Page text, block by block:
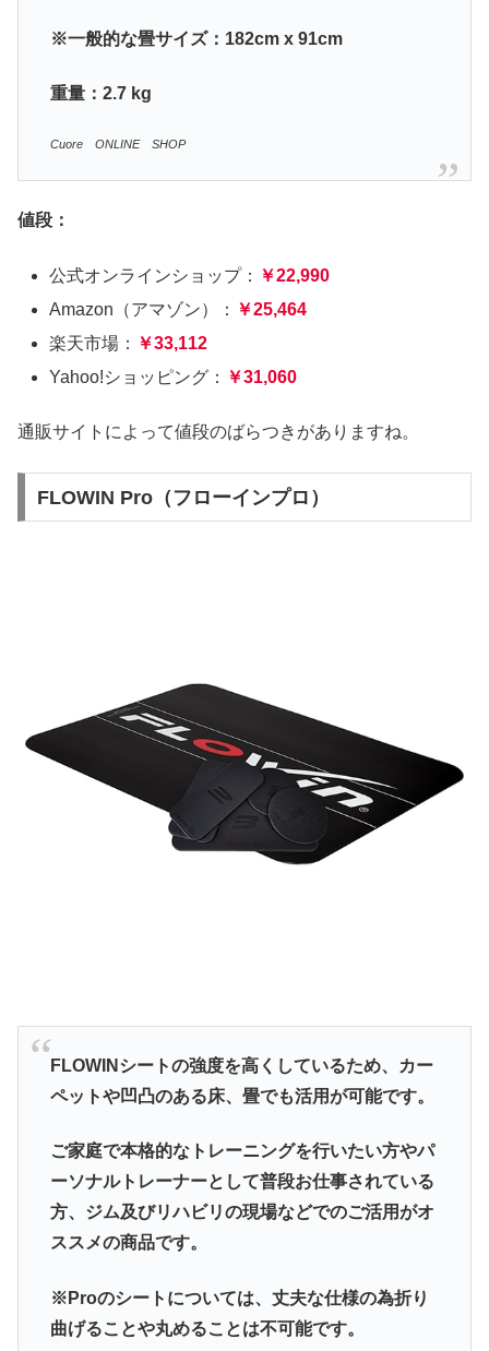
※一般的な畳サイズ：182cm x 91cm
重量：2.7 kg
Cuore ONLINE SHOP
値段：
公式オンラインショップ： ￥22,990
Amazon（アマゾン）： ￥25,464
楽天市場： ￥33,112
Yahoo!ショッピング： ￥31,060
通販サイトによって値段のばらつきがありますね。
FLOWIN Pro（フローインプロ）
FLOWINシートの強度を高くしているため、カー
ペットや凹凸のある床、畳でも活用が可能です。
ご家庭で本格的なトレーニングを行いたい方やパ
ーソナルトレーナーとして普段お仕事されている
方、ジム及びリハビリの現場などでのご活用がオ
ススメの商品です。
※Proのシートについては、丈夫な仕様の為折り
曲げることや丸めることは不可能です。